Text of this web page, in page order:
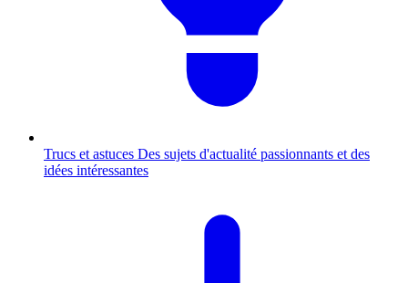
Trucs et astuces Des sujets d'actualité passionnants et des
idées intéressantes